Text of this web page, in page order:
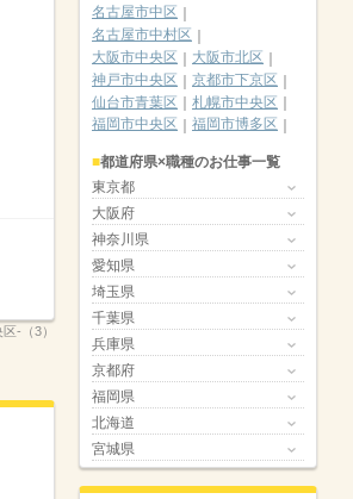
-（3）
名古屋市中区
名古屋市中村区
大阪市中央区
大阪市北区
神戸市中央区
京都市下京区
仙台市青葉区
札幌市中央区
福岡市中央区
福岡市博多区
都道府県×職種のお仕事一覧
東京都
大阪府
神奈川県
愛知県
埼玉県
千葉県
兵庫県
京都府
福岡県
北海道
宮城県